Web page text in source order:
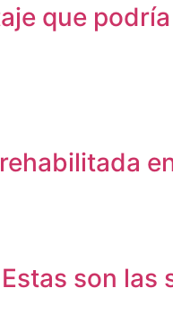
que
son las